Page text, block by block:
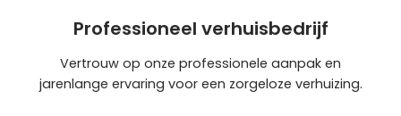
Professioneel verhuisbedrijf
Vertrouw op onze professionele aanpak en
jarenlange ervaring voor een zorgeloze verhuizing.